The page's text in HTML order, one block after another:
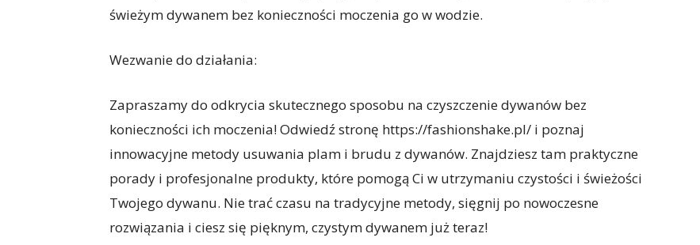
świeżym dywanem bez konieczności moczenia go w wodzie.
Wezwanie do działania:
Zapraszamy do odkrycia skutecznego sposobu na czyszczenie dywanów bez
konieczności ich moczenia! Odwiedź stronę https://fashionshake.pl/ i poznaj
innowacyjne metody usuwania plam i brudu z dywanów. Znajdziesz tam praktyczne
porady i profesjonalne produkty, które pomogą Ci w utrzymaniu czystości i świeżości
Twojego dywanu. Nie trać czasu na tradycyjne metody, sięgnij po nowoczesne
rozwiązania i ciesz się pięknym, czystym dywanem już teraz!